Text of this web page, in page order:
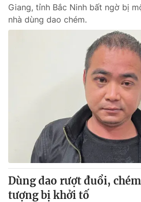
Nhân vật
Khán giả
Âm nhạc
Đời sống
Du lịch
Chất lượng cuộc sống
Hitech Công nghệ tương lai
Thị trường
Tư vấn
Giao lưu trực tuyến
Lịch phát sóng
Chuyên mục khác
Emagazine
Giang, tỉnh Bắc Ninh bất ngờ bị
nhà dùng dao chém.
Dùng dao rượt đuổi,
tượng bị khởi tố